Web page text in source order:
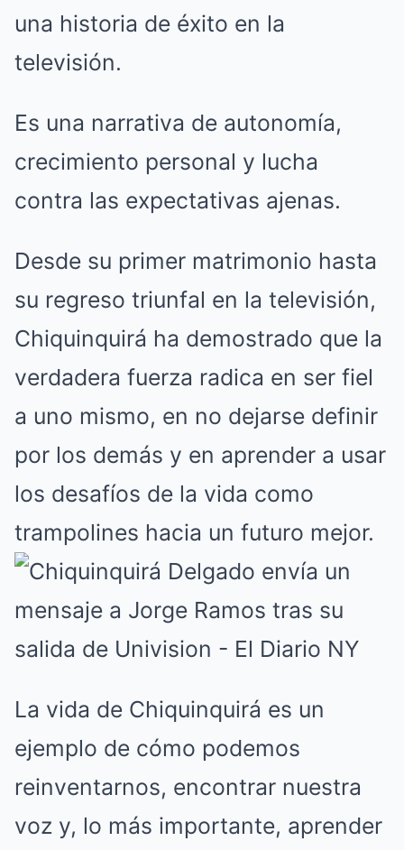
una historia de éxito en la
televisión.
Es una narrativa de autonomía,
crecimiento personal y lucha
contra las expectativas ajenas.
Desde su primer matrimonio hasta
su regreso triunfal en la televisión,
Chiquinquirá ha demostrado que la
verdadera fuerza radica en ser fiel
a uno mismo, en no dejarse definir
por los demás y en aprender a usar
los desafíos de la vida como
trampolines hacia un futuro mejor.
La vida de Chiquinquirá es un
ejemplo de cómo podemos
reinventarnos, encontrar nuestra
voz y, lo más importante, aprender